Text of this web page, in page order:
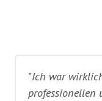
"Ich war
professionellen